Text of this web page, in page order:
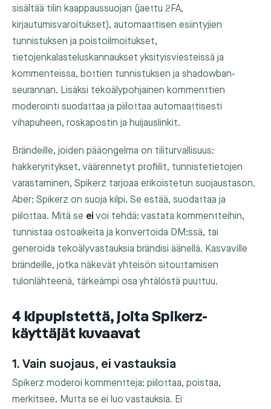
sisältää tilin kaappaussuojan (jaettu 2FA,
kirjautumisvaroitukset), automaattisen esiintyjien
tunnistuksen ja poistoilmoitukset,
tietojenkalasteluskannaukset yksityisviesteissä ja
kommenteissa, bottien tunnistuksen ja shadowban-
seurannan. Lisäksi tekoälypohjainen kommenttien
moderointi suodattaa ja piilottaa automaattisesti
vihapuheen, roskapostin ja huijauslinkit.
Brändeille, joiden pääongelma on tiliturvallisuus:
hakkeryritykset, väärennetyt profiilit, tunnistetietojen
varastaminen, Spikerz tarjoaa erikoistetun suojaustason.
Aber: Spikerz on suoja kilpi. Se estää, suodattaa ja
piilottaa. Mitä se ei voi tehdä: vastata kommentteihin,
tunnistaa ostoaikeita ja konvertoida DM:ssä, tai
generoida tekoälyvastauksia brändisi äänellä. Kasvaville
brändeille, jotka näkevät yhteisön sitouttamisen
tulonlähteenä, tärkeämpi osa yhtälöstä puuttuu.
4 kipupistettä, joita Spikerz-
käyttäjät kuvaavat
1. Vain suojaus, ei vastauksia
Spikerz moderoi kommentteja: piilottaa, poistaa,
merkitsee. Mutta se ei luo vastauksia. Ei